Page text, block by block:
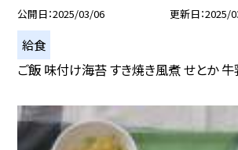
公開日 2025/03/06 更新日 2025/
給食
ご飯 味付け海苔 すき焼き風煮 せとか 牛